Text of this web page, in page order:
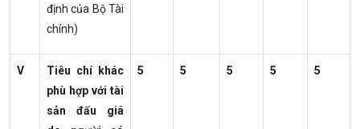
định của Bộ Tài
chính)
V
Tiêu chí khác
phù hợp với tài
sản đấu giá
5 5 5 5 5